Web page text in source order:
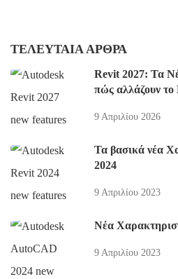
ΤΕΛΕΥΤΑΊΑ ΆΡΘΡΑ
Revit 2027: Τα
πώς αλλάζουν
9 Απριλίου 2026
Τα βασικά νέα
2024
9 Απριλίου 2023
Νέα
9 Απριλίου 2023